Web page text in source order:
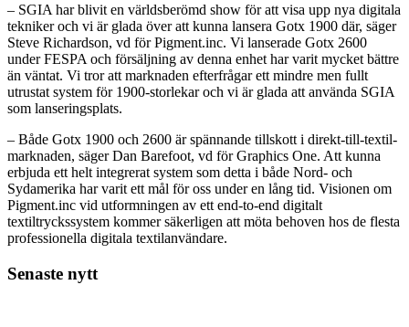
– SGIA har blivit en världsberömd show för att visa upp nya digitala
tekniker och vi är glada över att kunna lansera Gotx 1900 där, säger
Steve Richardson, vd för Pigment.inc. Vi lanserade Gotx 2600
under FESPA och försäljning av denna enhet har varit mycket bättre
än väntat. Vi tror att marknaden efterfrågar ett mindre men fullt
utrustat system för 1900-storlekar och vi är glada att använda SGIA
som lanseringsplats.
– Både Gotx 1900 och 2600 är spännande tillskott i direkt-till-textil-
marknaden, säger Dan Barefoot, vd för Graphics One. Att kunna
erbjuda ett helt integrerat system som detta i både Nord- och
Sydamerika har varit ett mål för oss under en lång tid. Visionen om
Pigment.inc vid utformningen av ett end-to-end digitalt
textiltryckssystem kommer säkerligen att möta behoven hos de flesta
professionella digitala textilanvändare.
Senaste nytt